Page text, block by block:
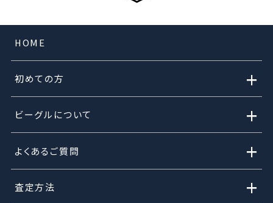
HOME
初めての方 +
ビーグルについて +
よくあるご質問 +
査定方法 +